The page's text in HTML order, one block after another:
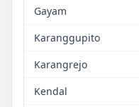
Gayam
Karanggupito
Karangrejo
Kendal